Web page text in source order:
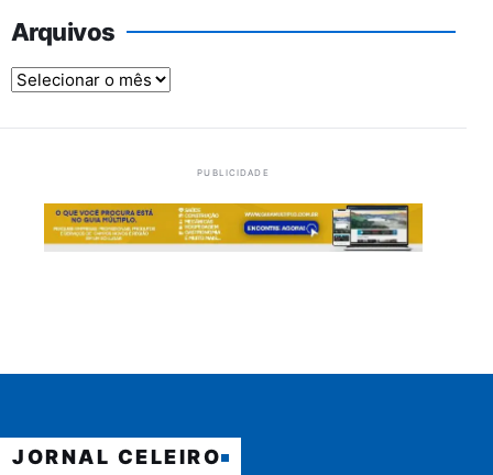
Arquivos
Arquivos
PUBLICIDADE
JORNAL CELEIRO